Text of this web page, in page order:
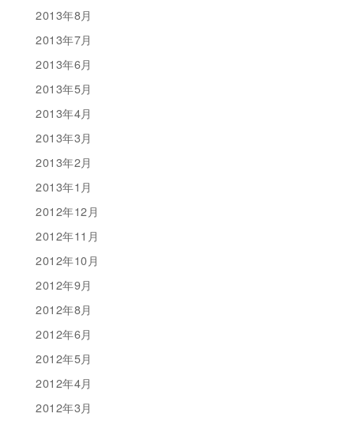
2013年8月
2013年7月
2013年6月
2013年5月
2013年4月
2013年3月
2013年2月
2013年1月
2012年12月
2012年11月
2012年10月
2012年9月
2012年8月
2012年6月
2012年5月
2012年4月
2012年3月